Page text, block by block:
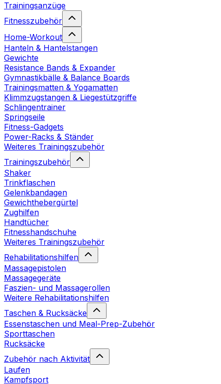
Trainingsanzüge
Fitnesszubehör
Home-Workout
Hanteln & Hantelstangen
Gewichte
Resistance Bands & Expander
Gymnastikbälle & Balance Boards
Trainingsmatten & Yogamatten
Klimmzugstangen & Liegestützgriffe
Schlingentrainer
Springseile
Fitness-Gadgets
Power-Racks & Ständer
Weiteres Trainingszubehör
Trainingszubehör
Shaker
Trinkflaschen
Gelenkbandagen
Gewichthebergürtel
Zughilfen
Handtücher
Fitnesshandschuhe
Weiteres Trainingszubehör
Rehabilitationshilfen
Massagepistolen
Massagegeräte
Faszien- und Massagerollen
Weitere Rehabilitationshilfen
Taschen & Rucksäcke
Essenstaschen und Meal-Prep-Zubehör
Sporttaschen
Rucksäcke
Zubehör nach Aktivität
Laufen
Kampfsport